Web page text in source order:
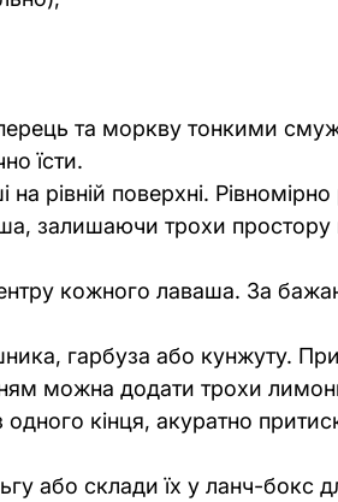
та моркву тонкими
їсти.
на рівній поверхні.
залишаючи трохи простору
кожного лаваша. За
гарбуза або кунжуту.
можна додати трохи
кінця, акуратно
або склади їх у ланч-бокс